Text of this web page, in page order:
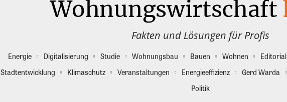
Fakten und Lösungen für Profis
Energie Digitalisierung Studie Wohnungsbau Bauen Wohnen Editorial
Stadtentwicklung
Klimaschutz Veranstaltungen Energieeffizienz Gerd Warda
Politik